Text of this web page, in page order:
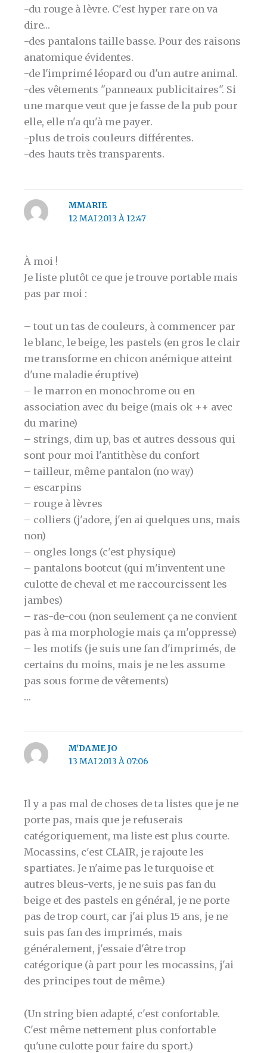
-du rouge à lèvre. C'est hyper rare on va
dire…
-des pantalons taille basse. Pour des raisons
anatomique évidentes.
-de l'imprimé léopard ou d'un autre animal.
-des vêtements "panneaux publicitaires". Si
une marque veut que je fasse de la pub pour
elle, elle n'a qu'à me payer.
-plus de trois couleurs différentes.
-des hauts très transparents.
MMARIE
12 MAI 2013 À 12:47
À moi !
Je liste plutôt ce que je trouve portable mais
pas par moi :
– tout un tas de couleurs, à commencer par
le blanc, le beige, les pastels (en gros le clair
me transforme en chicon anémique atteint
d'une maladie éruptive)
– le marron en monochrome ou en
association avec du beige (mais ok ++ avec
du marine)
– strings, dim up, bas et autres dessous qui
sont pour moi l'antithèse du confort
– tailleur, même pantalon (no way)
– escarpins
– rouge à lèvres
– colliers (j'adore, j'en ai quelques uns, mais
non)
– ongles longs (c'est physique)
– pantalons bootcut (qui m'inventent une
culotte de cheval et me raccourcissent les
jambes)
– ras-de-cou (non seulement ça ne convient
pas à ma morphologie mais ça m'oppresse)
– les motifs (je suis une fan d'imprimés, de
certains du moins, mais je ne les assume
pas sous forme de vêtements)
…
M'DAME JO
13 MAI 2013 À 07:06
Il y a pas mal de choses de ta listes que je ne
porte pas, mais que je refuserais
catégoriquement, ma liste est plus courte.
Mocassins, c'est CLAIR, je rajoute les
spartiates. Je n'aime pas le turquoise et
autres bleus-verts, je ne suis pas fan du
beige et des pastels en général, je ne porte
pas de trop court, car j'ai plus 15 ans, je ne
suis pas fan des imprimés, mais
généralement, j'essaie d'être trop
catégorique (à part pour les mocassins, j'ai
des principes tout de même.)
(Un string bien adapté, c'est confortable.
C'est même nettement plus confortable
qu'une culotte pour faire du sport.)